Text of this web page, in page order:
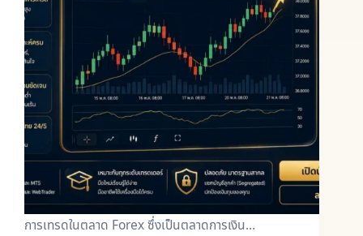
การเทรดในตลาด Forex ซึ่งเป็นตลาดการเงิน…